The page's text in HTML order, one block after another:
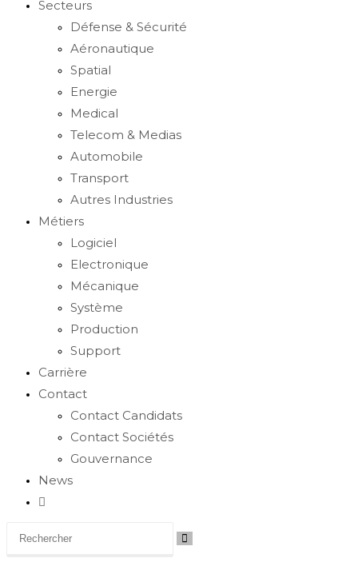
Secteurs
Défense & Sécurité
Aéronautique
Spatial
Energie
Medical
Telecom & Medias
Automobile
Transport
Autres Industries
Métiers
Logiciel
Electronique
Mécanique
Système
Production
Support
Carrière
Contact
Contact Candidats
Contact Sociétés
Gouvernance
News
Toggle
search